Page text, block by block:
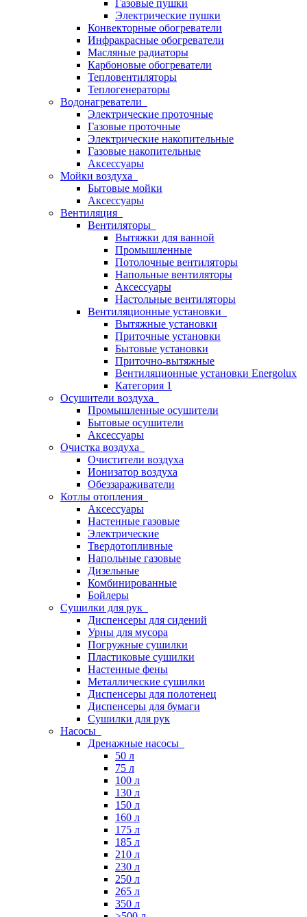
Газовые пушки
Электрические пушки
Конвекторные обогреватели
Инфракрасные обогреватели
Масляные радиаторы
Карбоновые обогреватели
Тепловентиляторы
Теплогенераторы
Водонагреватели
Электрические проточные
Газовые проточные
Электрические накопительные
Газовые накопительные
Аксессуары
Мойки воздуха
Бытовые мойки
Аксессуары
Вентиляция
Вентиляторы
Вытяжки для ванной
Промышленные
Потолочные вентиляторы
Напольные вентиляторы
Аксессуары
Настольные вентиляторы
Вентиляционные установки
Вытяжные установки
Приточные установки
Бытовые установки
Приточно-вытяжные
Вентиляционные установки Energolux
Категория 1
Осушители воздуха
Промышленные осушители
Бытовые осушители
Аксессуары
Очистка воздуха
Очистители воздуха
Ионизатор воздуха
Обеззараживатели
Котлы отопления
Аксессуары
Настенные газовые
Электрические
Твердотопливные
Напольные газовые
Дизельные
Комбинированные
Бойлеры
Сушилки для рук
Диспенсеры для сидений
Урны для мусора
Погружные сушилки
Пластиковые сушилки
Настенные фены
Металлические сушилки
Диспенсеры для полотенец
Диспенсеры для бумаги
Сушилки для рук
Насосы
Дренажные насосы
50 л
75 л
100 л
130 л
150 л
160 л
175 л
185 л
210 л
230 л
250 л
265 л
350 л